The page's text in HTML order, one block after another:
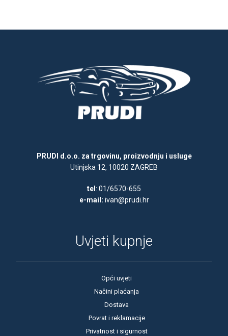
PRUDI d.o.o. za trgovinu, proizvodnju i usluge
Utinjska 12, 10020 ZAGREB
tel : 01/6570-655
e-mail: ivan@prudi.hr
Uvjeti kupnje
Opći uvjeti
Načini plaćanja
Dostava
Povrat i reklamacije
Privatnost i sigurnost